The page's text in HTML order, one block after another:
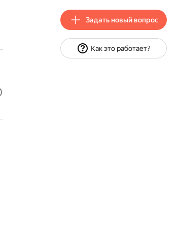
Задать новый вопрос
Как это работает?